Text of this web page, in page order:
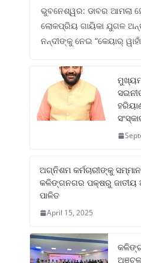
ଭୁବନେଶ୍ୱର: ଡାବର ଆମଲା
ଲୋକପ୍ରିୟ ଗାୟିକା ଯୁଗଳ
ନନ୍ଦୀଙ୍କୁ ନେଇ “କେୟାର୍
ଅଗ୍ନିଶମ କର୍ମଚାରୀଙ୍କୁ
କଳିଙ୍ଗନଗର ପକ୍ଷରୁ ଜାତୀୟ
ପାଳିତ
April 15, 2025